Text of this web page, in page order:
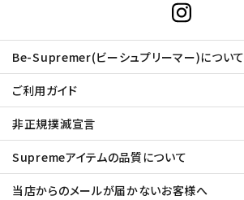
Be-Supremer(ビーシュプリーマー)について
ご利用ガイド
非正規撲滅宣言
Supremeアイテムの品質について
当店からのメールが届かないお客様へ